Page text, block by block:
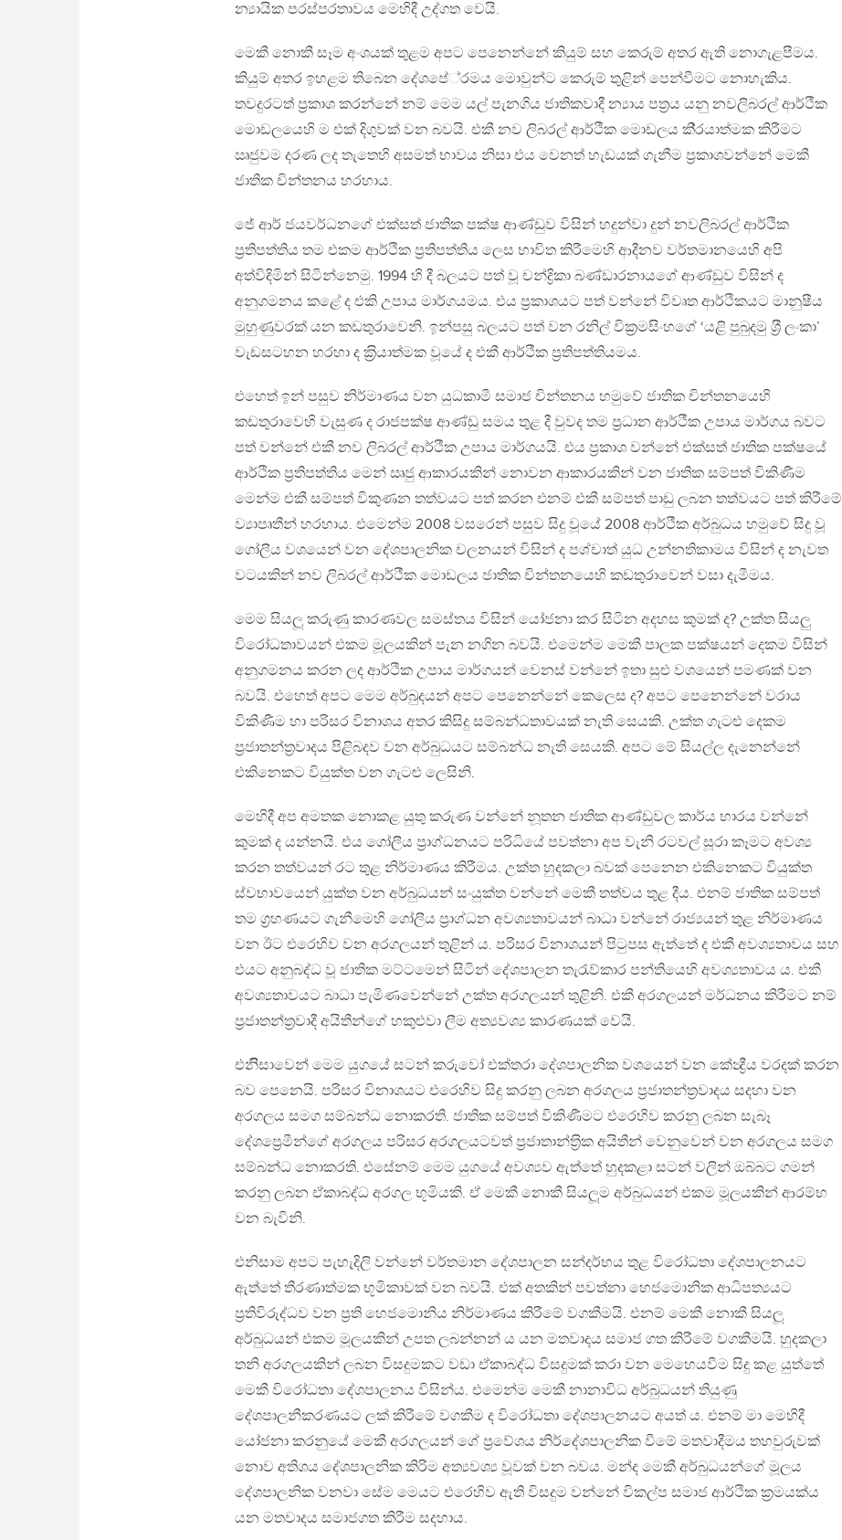
න්‍යායික පරස්පරතාවය මෙහිදී උද්ගත වෙයි.
මෙකී නොකී සෑම අංශයක් තුළම අපට පෙනෙන්නේ කියුම් සහ කෙරුම් අතර ඇති නොගැළපීමය.
කියුම් අතර ඉහළම තිබෙන දේශපේ‍්‍රමය මොවුන්ට කෙරුම් තුළින් පෙන්වීමට නොහැකිය.
තවදුරටත් ප‍්‍රකාශ කරන්නේ නම් මෙම යල් පැනගිය ජාතිකවාදී න්‍යාය පත‍්‍රය යනු නවලිබරල් ආර්ථීක
මොඩලයෙහි ම එක් දිගුවක් වන බවයි. එකී නව ලිබරල් ආර්ථීක මොඩලය කි‍්‍රයාත්මක කිරීමට
ඍජුවම දරණ ලද තැතෙහි අසමත් භාවය නිසා එය වෙනත් හැඩයක් ගැනීම ප‍්‍රකාශවන්නේ මෙකී
ජාතික චින්තනය හරහාය.
ජේ ආර් ජයවර්ධනගේ එක්සත් ජාතික පක්ෂ ආණ්ඩුව විසින් හදුන්වා දුන් නවලිබරල් ආර්ථික
ප‍්‍රතිපත්තිය තම එකම ආර්ථික ප‍්‍රතිපත්තිය ලෙස භාවිත කිරීමෙහි ආදීනව වර්තමානයෙහි අපි
අත්විදිමින් සිටින්නෙමු. 1994 හි දී බලයට පත් වූ චන්ද්‍රිකා බණ්ඩාරනායගේ ආණ්ඩුව විසින් ද
අනුගමනය කළේ ද එකි උපාය මාර්ගයමය. එය ප‍්‍රකාශයට පත් වන්නේ විවෘත ආර්ථිකයට මානුෂීය
මුහුණුවරක් යන කඩතුරාවෙනි. ඉන්පසු බලයට පත් වන රනිල් වික‍්‍රමසිංහගේ ‘යළි පුබුදමු ශ‍්‍රී ලංකා’
වැඩසටහන හරහා ද ක‍්‍රියාත්මක වූයේ ද එකී ආර්ථීක ප‍්‍රතිපත්තියමය.
එහෙත් ඉන් පසුව නිර්මාණය වන යුධකාමී සමාජ චින්තනය හමුවේ ජාතික චින්තනයෙහි
කඩතුරාවෙහි වැසුණ ද රාජපක්ෂ ආණ්ඩු සමය තුළ දී වුවද තම ප‍්‍රධාන ආර්ථීක උපාය මාර්ගය බවට
පත් වන්නේ එකී නව ලිබරල් ආර්ථීක උපාය මාර්ගයයි. එය ප‍්‍රකාශ වන්නේ එක්සත් ජාතික පක්ෂයේ
ආර්ථික ප‍්‍රතිපත්තිය මෙන් ඍජු ආකාරයකින් නොවන ආකාරයකින් වන ජාතික සම්පත් විකිණීම
මෙන්ම එකී සම්පත් විකුණන තත්වයට පත් කරන එනම් එකී සම්පත් පාඩු ලබන තත්වයට පත් කිරීමේ
ව්‍යාපෘතීන් හරහාය. එමෙන්ම 2008 වසරෙන් පසුව සිදු වූයේ 2008 ආර්ථීක අර්බුධය හමුවේ සිදු වූ
ගෝලීය වශයෙන් වන දේශපාලනික චලනයන් විසින් ද පශ්චාත් යුධ උන්නතිකාමය විසින් ද නැවත
වටයකින් නව ලිබරල් ආර්ථීක මොඩලය ජාතික චින්තනයෙහි කඩතුරාවෙන් වසා දැමීමය.
මෙම සියලූ කරුණු කාරණවල සමස්තය විසින් යෝජනා කර සිටින අදහස කුමක් ද? උක්ත සියලු
විරෝධතාවයන් එකම මූලයකින් පැන නගින බවයි. එමෙන්ම මෙකී පාලක පක්ෂයන් දෙකම විසින්
අනුගමනය කරන ලද ආර්ථික උපාය මාර්ගයන් වෙනස් වන්නේ ඉතා සුළු වශයෙන් පමණක් වන
බවයි. එහෙත් අපට මෙම අර්බුදයන් අපට පෙනෙන්නේ කෙලෙස ද? අපට පෙනෙන්නේ වරාය
විකිණීම හා පරිසර විනාශය අතර කිසිදු සම්බන්ධතාවයක් නැති සෙයකි. උක්ත ගැටළු දෙකම
ප‍්‍රජාතන්ත‍්‍රවාදය පිළිබදව වන අර්බුධයට සම්බන්ධ නැති සෙයකි. අපට මේ සියල්ල දැනෙන්නේ
එකිනෙකට වියුක්ත වන ගැටළු ලෙසිනි.
මෙහිදී අප අමතක නොකළ යුතු කරුණ වන්නේ නූතන ජාතික ආණ්ඩුවල කාර්ය භාරය වන්නේ
කුමක් ද යන්නයි. එය ගෝලීය ප‍්‍රාග්ධනයට පරිධියේ පවත්නා අප වැනි රටවල් සූරා කෑමට අවශ්‍ය
කරන තත්වයන් රට තුළ නිර්මාණය කිරීමය. උක්ත හුදකලා බවක් පෙනෙන එකිනෙකට වියුක්ත
ස්වභාවයෙන් යුක්ත වන අර්බුධයන් සංයුක්ත වන්නේ මෙකී තත්වය තුළ දීය. එනම් ජාතික සම්පත්
තම ග‍්‍රහණයට ගැනීමෙහි ගෝලීය ප‍්‍රාග්ධන අවශ්‍යතාවයන් බාධා වන්නේ රාජ්‍යයන් තුළ නිර්මාණය
වන ඊට එරෙහිව වන අරගලයන් තුළින් ය. පරිසර විනාශයන් පිටුපස ඇත්තේ ද එකී අවශ්‍යතාවය සහ
එයට අනුබද්ධ වූ ජාතික මට්ටමෙන් සිටින් දේශපාලන තැරැව්කාර පන්තියෙහි අවශ්‍යතාවය ය. එකී
අවශ්‍යතාවයට බාධා පැමිණවෙන්නේ උක්ත අරගලයන් තුළිනි. එකී අරගලයන් මර්ධනය කිරීමට නම්
ප‍්‍රජාතන්ත‍්‍රවාදී අයිතීන්ගේ හකුළුවා ලීම අත්‍යවශ්‍ය කාරණයක් වෙයි.
එනිිසාවෙන් මෙම යුගයේ සටන් කරුවෝ එක්තරා දේශපාලනික වශයෙන් වන කේන්‍ද්‍රීය වරදක් කරන
බව පෙනෙයි. පරිසර විනාශයට එරෙහිව සිදු කරනු ලබන අරගලය ප‍්‍රජාතන්ත‍්‍රවාදය සදහා වන
අරගලය සමග සම්බන්ධ නොකරති. ජාතික සම්පත් විකිණීමට එරෙහිව කරනු ලබන සැබෑ
දේශප්‍රෙමීන්ගේ අරගලය පරිසර අරගලයටවත් ප‍්‍රජාතාන්ත‍්‍රික අයිතීන් වෙනුවෙන් වන අරගලය සමග
සම්බන්ධ නොකරති. එසේනම් මෙම යුගයේ අවශ්‍යව ඇත්තේ හුදකළා සටන් වලින් ඔබ්බට ගමන්
කරනු ලබන ඒකාබද්ධ අරගල භූමියකි. ඒ මෙකී නොකී සියලූම අර්බුධයන් එකම මූලයකින් ආරම්භ
වන බැවිනි.
එනිසාම අපට පැහැදිලි වන්නේ වර්තමාන දේශපාලන සන්දර්භය තුළ විරෝධතා දේශපාලනයට
ඇත්තේ තීරණාත්මක භූමිකාවක් වන බවයි. එක් අතකින් පවත්නා හෙජමොනික ආධිපත්‍යයට
ප‍්‍රතිවිරුද්ධව වන ප‍්‍රති හෙජමොනිය නිර්මාණය කිරීමේ වගකීමයි. එනම් මෙකී නොකී සියලූ
අර්බුධයන් එකම මූලයකින් උපත ලබන්නන් ය යන මතවාදය සමාජ ගත කිරීමේ වගකීමයි. හුදකලා
තනි අරගලයකින් ලබන විසදුමකට වඩා ඒකාබද්ධ විසදුමක් කරා වන මෙහෙයවීම සිදු කළ යුත්තේ
මෙකී විරෝධතා දේශපාලනය විසින්ය. එමෙන්ම මෙකී නානාවිධ අර්බුධයන් තියුණු
දේශපාලනීකරණයට ලක් කිරීමේ වගකීම ද විරෝධතා දේශපාලනයට අයත් ය. එනම් මා මෙහිදී
යෝජනා කරනුයේ මෙකී අරගලයන් ගේ ප‍්‍රවේශය නිර්දේශපාලනික වීමේ මතවාදීමය තහවුරුවක්
නොව අතිශය දේශපාලනික කිරිම අත්‍යවශ්‍ය වූවක් වන බවය. මන්ද මෙකී අර්බුධයන්ගේ මූලය
දේශපාලනික වනවා සේම මෙයට එරෙහිව ඇති විසදුම වන්නේ විකල්ප සමාජ ආර්ථික ක‍්‍රමයක්ය
යන මතවාදය සමාජගත කිරීම සදහාය.